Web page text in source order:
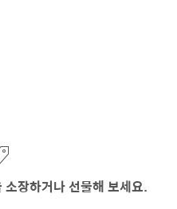
장하거나 선물해 보세요.